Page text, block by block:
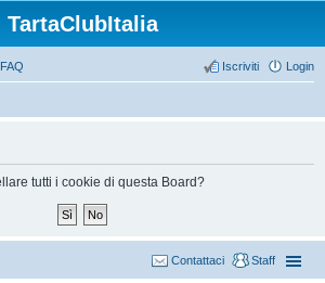
TartaClubItalia
FAQ Login
Iscriviti
tutti i cookie di questa Board?
Staff
Contattaci